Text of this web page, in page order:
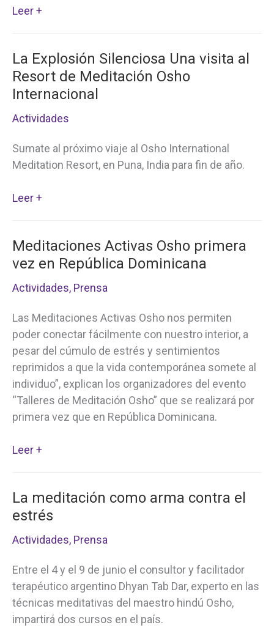
Beneficios
Leer +
La Explosión Silenciosa Una visita al
Resort de Meditación Osho
Internacional
Actividades
Sumate al próximo viaje al Osho International
Meditation Resort, en Puna, India para fin de año.
La
Una
visita
Resort
de
Meditación
Osho
Internacional
Leer +
Meditaciones Activas Osho primera
vez en República Dominicana
Actividades, Prensa
Las Meditaciones Activas Osho nos permiten
poder conectar fácilmente con nuestro interior, a
pesar del cúmulo de estrés y sentimientos
reprimidos a que la vida contemporánea somete al
individuo”, explican los organizadores del evento
“Talleres de Meditación Osho” que se realizará por
primera vez que en República Dominicana.
Meditaciones
primera
vez
República
Dominicana
Leer +
La meditación como arma contra el
estrés
Actividades, Prensa
Entre el 4 y el 9 de junio el consultor y facilitador
terapéutico argentino Dhyan Tab Dar, experto en las
técnicas meditativas del maestro hindú Osho,
impartirá dos cursos en el país.